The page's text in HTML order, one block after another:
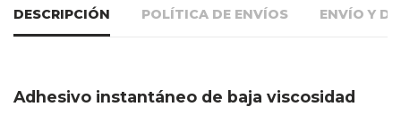
DESCRIPCIÓN POLÍTICA DE ENVÍOS ENVÍO Y
Adhesivo instantáneo de baja viscosidad